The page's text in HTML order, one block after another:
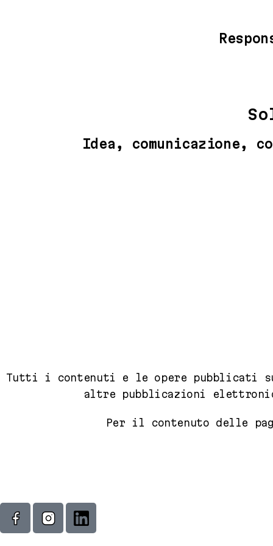
Idea, comunicazione,
Tutti i contenuti e le opere pubblicati
altre pubblicazioni
Per il contenuto delle